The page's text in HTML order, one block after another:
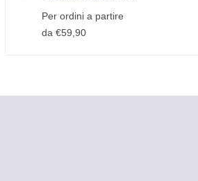
Per ordini a partire
da €59,90